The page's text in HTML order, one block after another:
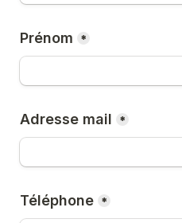
Prénom *
Adresse mail *
Téléphone *